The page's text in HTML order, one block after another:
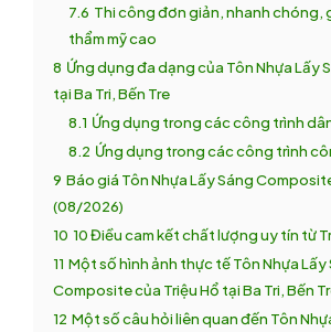
7.6 Thi công đơn giản, nhanh chóng,
thẩm mỹ cao
8 Ứng dụng đa dạng của Tôn Nhựa Lấy
tại Ba Tri, Bến Tre
8.1 Ứng dụng trong các công trình
8.2 Ứng dụng trong các công trình
9 Báo giá Tôn Nhựa Lấy Sáng
(08/2026)
10 10 Điều cam kết chất lượng uy tín từ
11 Một số hình ảnh thực tế Tôn Nhựa Lấy
Composite của Triệu Hổ tại Ba Tri, Bến
12 Một số câu hỏi liên quan đến Tôn